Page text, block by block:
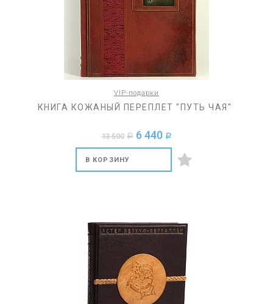
VIP-подарки
КНИГА КОЖАНЫЙ ПЕРЕПЛЕТ "ПУТЬ ЧАЯ"
13 500 a 6 440 a
В КОРЗИНУ